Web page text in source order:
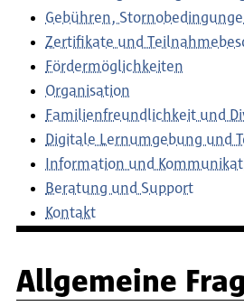
Gebühren,
Zertifikate und
Fördermöglichkeiten
Organisation
Familienfreundlichkeit und
Digitale Lernumgebung und
Information und
Beratung und Support
Kontakt
Allgemeine